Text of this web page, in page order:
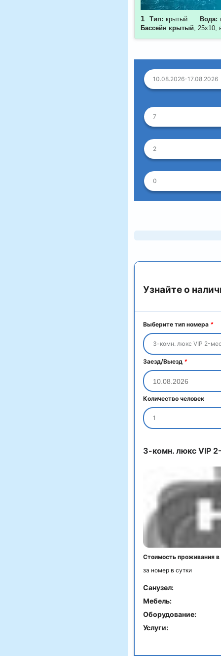
1 Тип: крытый Вода:
Бассейн крытый, 25х10,
10.08.2026-17.08.2026
7
2
0
Узнайте о
Стоимость проживания
за номер в сутки
3-комн. люкс VIP
Санузел:
Мебель:
Оборудование:
Услуги:
Выберите тип номера *
3-комн. люкс VIP 2-
Заезд/Выезд *
Количество человек
1